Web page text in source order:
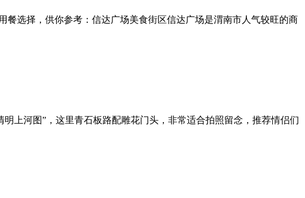
选择，供你参考：信达广场美食街区信达广场是渭南市人气较旺的商
上河图”，这里青石板路配雕花门头，非常适合拍照留念，推荐情侣们